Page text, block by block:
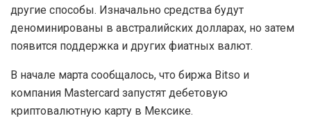
другие способы. Изначально средства будут
деноминированы в австралийских долларах, но затем
появится поддержка и других фиатных валют.
В начале марта сообщалось, что биржа Bitso и
компания Mastercard запустят дебетовую
криптовалютную карту в Мексике.